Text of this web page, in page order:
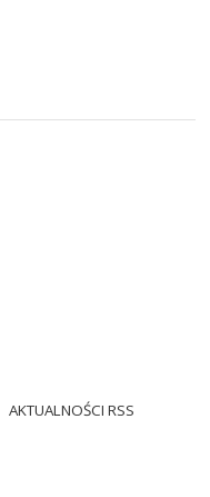
AKTUALNOŚCI RSS